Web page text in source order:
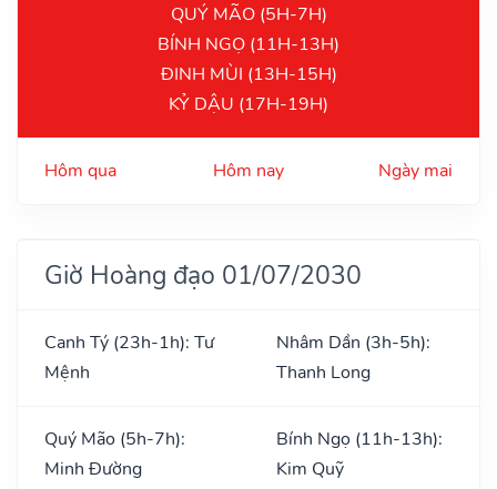
QUÝ MÃO (5H-7H)
BÍNH NGỌ (11H-13H)
ĐINH MÙI (13H-15H)
KỶ DẬU (17H-19H)
Hôm qua Hôm nay Ngày mai
Giờ Hoàng đạo 01/07/2030
Canh Tý (23h-1h): Tư
Mệnh
Nhâm Dần (3h-5h):
Thanh Long
Quý Mão (5h-7h):
Minh Đường
Bính Ngọ (11h-13h):
Kim Quỹ